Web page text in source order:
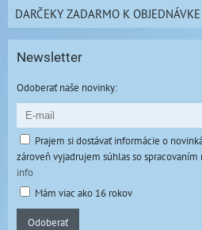
DARČEKY ZADARMO K
Newsletter
Odoberať naše novinky:
Prajem si dostávať informácie o
zároveň vyjadrujem súhlas so
info
Mám viac ako 16 rokov
Odoberať